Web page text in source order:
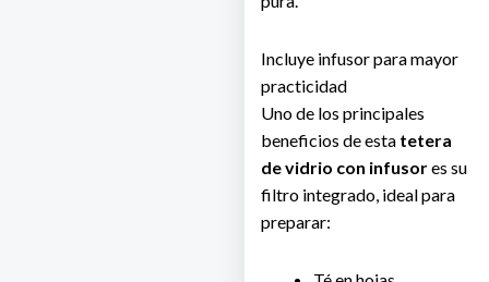
Incluye infusor para mayor
practicidad
Uno de los principales
beneficios de esta tetera
de vidrio con infusores su
filtro integrado, ideal para
preparar: